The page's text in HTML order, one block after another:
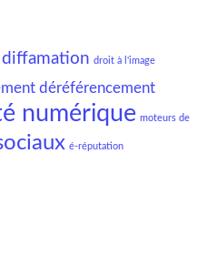
diffamation droit à l'image
déréférencement
numérique moteurs de
é-réputation